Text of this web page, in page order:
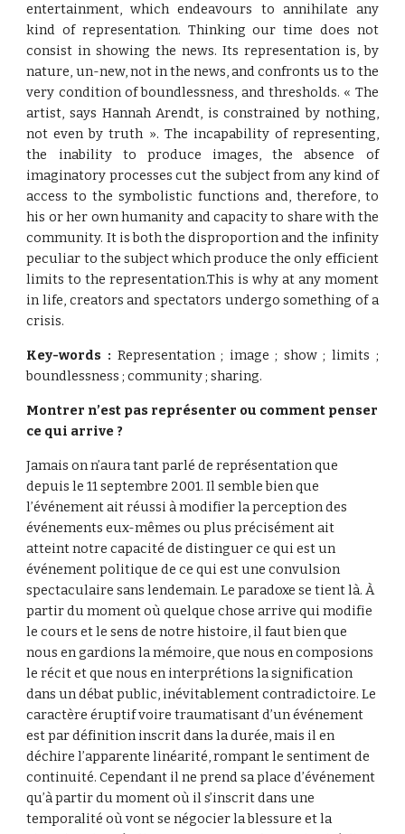
entertainment, which endeavours to annihilate any
kind of representation. Thinking our time does not
consist in showing the news. Its representation is, by
nature, un-new, not in the news, and confronts us to the
very condition of boundlessness, and thresholds. « The
artist, says Hannah Arendt, is constrained by nothing,
not even by truth ». The incapability of representing,
the inability to produce images, the absence of
imaginatory processes cut the subject from any kind of
access to the symbolistic functions and, therefore, to
his or her own humanity and capacity to share with the
community. It is both the disproportion and the infinity
peculiar to the subject which produce the only efficient
limits to the representation.This is why at any moment
in life, creators and spectators undergo something of a
crisis.
Key-words : Representation ; image ; show ; limits ;
boundlessness ; community ; sharing.
Montrer n’est pas représenter ou comment penser
ce qui arrive ?
Jamais on n’aura tant parlé de représentation que
depuis le 11 septembre 2001. Il semble bien que
l’événement ait réussi à modifier la perception des
événements eux-mêmes ou plus précisément ait
atteint notre capacité de distinguer ce qui est un
événement politique de ce qui est une convulsion
spectaculaire sans lendemain. Le paradoxe se tient là. À
partir du moment où quelque chose arrive qui modifie
le cours et le sens de notre histoire, il faut bien que
nous en gardions la mémoire, que nous en composions
le récit et que nous en interprétions la signification
dans un débat public, inévitablement contradictoire. Le
caractère éruptif voire traumatisant d’un événement
est par définition inscrit dans la durée, mais il en
déchire l’apparente linéarité, rompant le sentiment de
continuité. Cependant il ne prend sa place d’événement
qu’à partir du moment où il s’inscrit dans une
temporalité où vont se négocier la blessure et la